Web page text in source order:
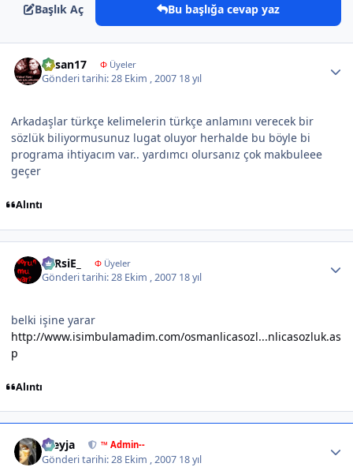
Başlık Aç Bu başlığa cevap yaz
hasan17 ΦÜyeler
Gönderi tarihi:28 Ekim , 2007 18 yıl
Arkadaşlar türkçe kelimelerin türkçe anlamını verecek bir
sözlük biliyormusunuz lugat oluyor herhalde bu böyle bi
programa ihtiyacım var.. yardımcı olursanız çok makbuleee
geçer
Alıntı
LaRsiE_ ΦÜyeler
Gönderi tarihi:28 Ekim , 2007 18 yıl
belki işine yarar
http://www.isimbulamadim.com/osmanlicasozl...nlicasozluk.as
p
Alıntı
Freyja ™ Admin--
Gönderi tarihi:28 Ekim , 2007 18 yıl